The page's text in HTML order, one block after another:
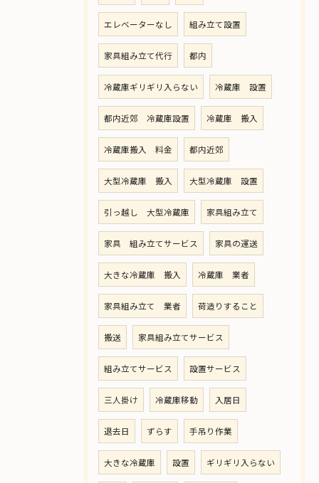
エレベーターなし 組み立て設置
家具組み立て代行 都内
冷蔵庫ギリギリ入らない 冷蔵庫 設置
都内近郊 冷蔵庫設置 冷蔵庫 搬入
冷蔵庫搬入 料金 都内近郊
大型冷蔵庫 搬入 大型冷蔵庫 設置
引っ越し 大型冷蔵庫 家具組み立て
家具 組み立てサービス 家具の運送
大きな冷蔵庫 搬入 冷蔵庫 業者
家具組み立て 業者 荷造りすること
搬送 家具組み立てサービス
組み立てサービス 設置サービス
三人掛け 冷蔵庫移動 入居日
退去日 ずらす 手吊り作業
大きな冷蔵庫 設置 ギリギリ入らない